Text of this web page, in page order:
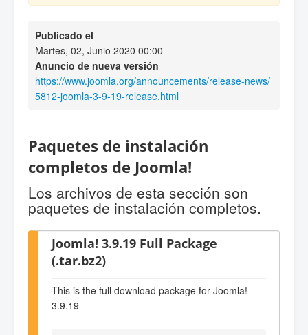
Publicado el
Martes, 02, Junio 2020 00:00
Anuncio de nueva versión
https://www.joomla.org/announcements/release-news/
5812-joomla-3-9-19-release.html
Paquetes de instalación
completos de Joomla!
Los archivos de esta sección son
paquetes de instalación completos.
Joomla! 3.9.19 Full Package
(.tar.bz2)
This is the full download package for Joomla!
3.9.19